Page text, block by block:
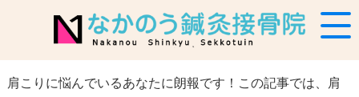
肩こりに悩んでいるあなたに朗報です！この記事では、肩